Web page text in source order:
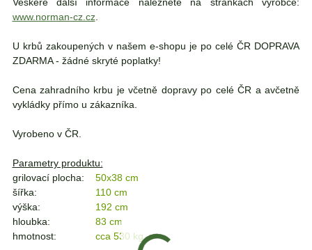
www.norman-cz.cz.
U krbů zakoupených v našem e-shopu je po celé ČR DOPRAVA
ZDARMA - žádné skryté poplatky!
Cena zahradního krbu je včetně dopravy po celé ČR a avčetně
vykládky přímo u zákazníka.
Vyrobeno v ČR.
Parametry produktu:
grilovací plocha:
50x38 cm
šířka:
110 cm
výška:
192 cm
hloubka:
83 cm
hmotnost:
cca 530 kg